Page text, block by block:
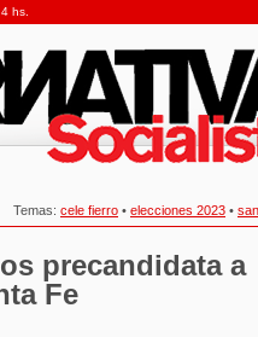
hs.
Temas: cele fierro • elecciones 2023 •
precandidata a
Fe